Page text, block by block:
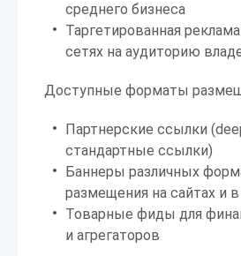
среднего бизнеса
Таргетированная
сетях на аудиторию
Доступные форматы
Партнерские ссылки
стандартные ссылки)
Баннеры различных
размещения на сайтах и в
Товарные фиды для
и агрегаторов